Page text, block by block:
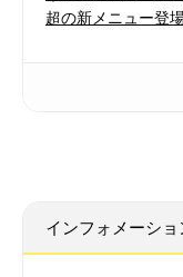
超の新メニュー登
インフォメーショ